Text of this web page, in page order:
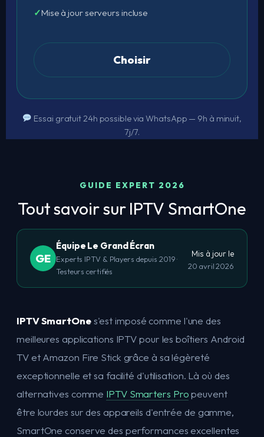
Mise à jour serveurs incluse
Choisir
Essai gratuit 24h possible via WhatsApp — 9h à minuit,
7j/7.
GUIDE EXPERT 2026
Tout savoir sur IPTV SmartOne
GE
Équipe Le Grand Écran
Experts IPTV & Players depuis 2019 ·
Testeurs certifiés
Mis à jour le
20 avril 2026
IPTV SmartOnes'est imposé comme l'une des
meilleures applications IPTV pour les boîtiers Android
TV et Amazon Fire Stick grâce à sa légèreté
exceptionnelle et sa facilité d'utilisation. Là où des
alternatives comme IPTV Smarters Propeuvent
être lourdes sur des appareils d'entrée de gamme,
SmartOne conserve des performances excellentes